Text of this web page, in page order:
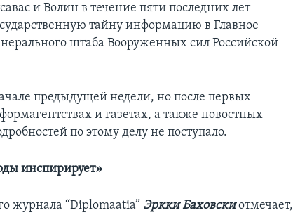
и Волин в течение пяти последних лет
тайну информацию в Главное
штаба Вооруженных сил Российской
предыдущей недели, но после первых
и газетах, а также новостных
по этому делу не поступало.
инспирирует»
журнала “Diplomaatia” Эркки Баховскиотмечает,